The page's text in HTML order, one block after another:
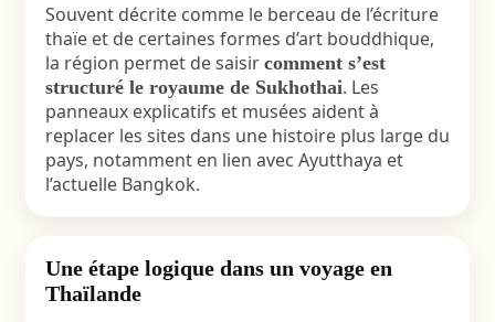
Souvent décrite comme le berceau de l’écriture
thaïe et de certaines formes d’art bouddhique,
la région permet de saisir comment s’est
structuré le royaume de Sukhothai. Les
panneaux explicatifs et musées aident à
replacer les sites dans une histoire plus large du
pays, notamment en lien avec Ayutthaya et
l’actuelle Bangkok.
Une étape logique dans un voyage en
Thaïlande